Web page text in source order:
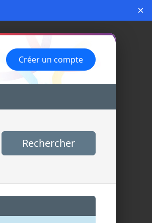
×
Créer un compte
Rechercher